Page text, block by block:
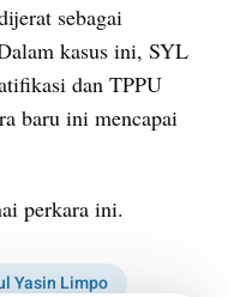
sebagai
kasus ini, SYL
dan TPPU
baru ini mencapai
perkara ini.
Yasin Limpo